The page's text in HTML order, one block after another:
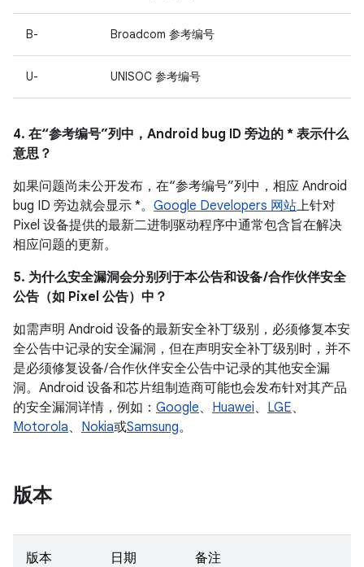
B- Broadcom 参考编号
U- UNISOC 参考编号
4. 在“参考编号”列中，Android bug ID 旁边的 * 表示什么
意思？
如果问题尚未公开发布，在“参考编号”列中，相应 Android
bug ID 旁边就会显示 *。 Google Developers 网站上针对
Pixel 设备提供的最新二进制驱动程序中通常包含旨在解决
相应问题的更新。
5. 为什么安全漏洞会分别列于本公告和设备 /合作伙伴安全
公告（如 Pixel 公告）中？
如需声明 Android 设备的最新安全补丁级别，必须修复本安
全公告中记录的安全漏洞，但在声明安全补丁级别时，并不
是必须修复设备/ 合作伙伴安全公告中记录的其他安全漏
洞。Android 设备和芯片组制造商可能也会发布针对其产品
的安全漏洞详情，例如： Google、 Huawei、 LGE、
Motorola、 Nokia或Samsung。
版本
版本 日期 备注